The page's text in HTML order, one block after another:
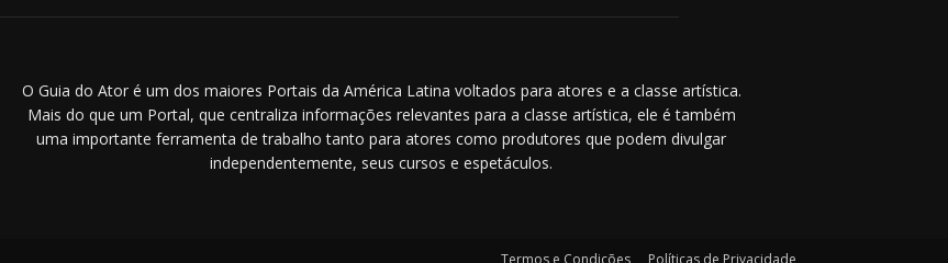
O Guia do Ator é um dos maiores Portais da América Latina voltados para atores e a classe artística.
Mais do que um Portal, que centraliza informações relevantes para a classe artística, ele é também
uma importante ferramenta de trabalho tanto para atores como produtores que podem divulgar
independentemente, seus cursos e espetáculos.
Termos e Condições Políticas de Privacidade